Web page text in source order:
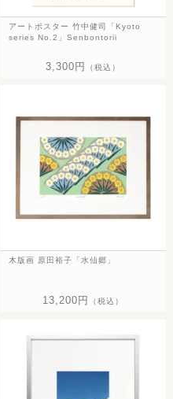
アートポスター 竹中健司「Kyoto
series No.2」Senbontorii
3,300円 （税込）
木版画 原田裕子「水仙郷」
13,200円 （税込）